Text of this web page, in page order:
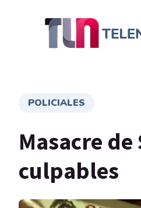
POLICIALES
Masacre
culpables